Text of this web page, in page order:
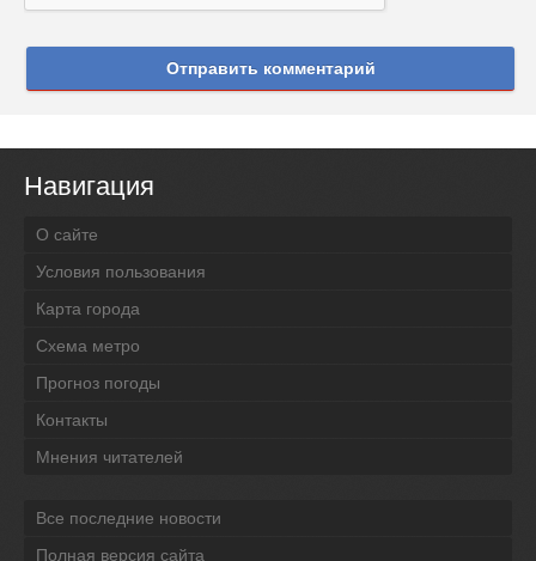
Отправить комментарий
Навигация
О сайте
Условия пользования
Карта города
Схема метро
Прогноз погоды
Контакты
Мнения читателей
Все последние новости
Полная версия сайта